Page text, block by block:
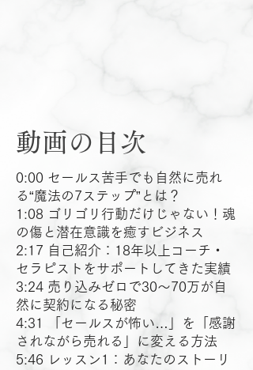
動画の目次
0:00 セールス苦手でも自然に売れ
る“魔法の7ステップ”とは？
1:08 ゴリゴリ行動だけじゃない！魂
の傷と潜在意識を癒すビジネス
2:17 自己紹介：18年以上コーチ・
セラピストをサポートしてきた実績
3:24 売り込みゼロで30〜70万が自
然に契約になる秘密
4:31 「セールスが怖い…」を「感謝
されながら売れる」に変える方法
5:46 レッスン1：あなたのストーリ